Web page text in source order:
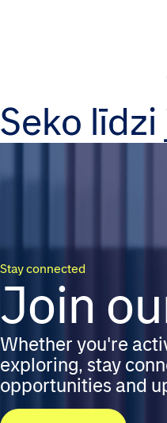
Seko
Stay connected
Join
Whether you're
exploring, stay
opportunities and